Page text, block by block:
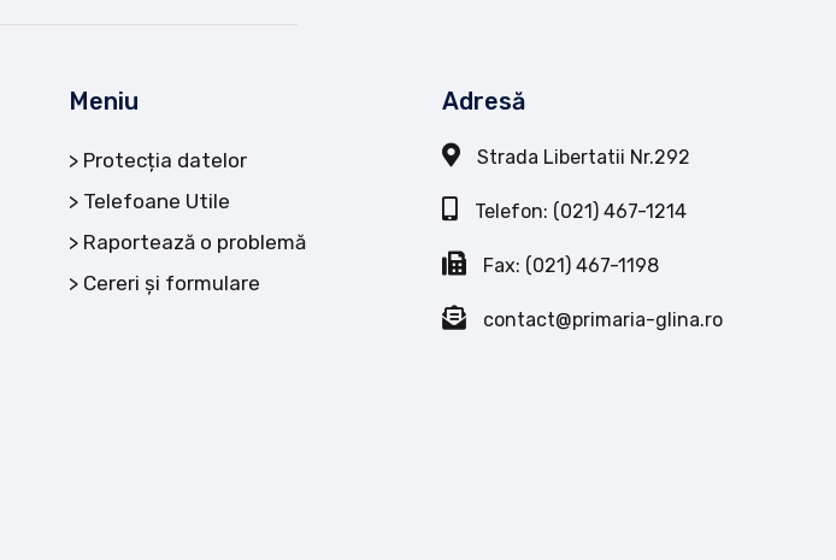
Meniu
Protecția datelor
Telefoane Utile
Raportează o problemă
Cereri și formulare
Adresă
Strada Libertatii Nr.292
Telefon: (021) 467-1214
Fax: (021) 467-1198
contact@primaria-glina.ro